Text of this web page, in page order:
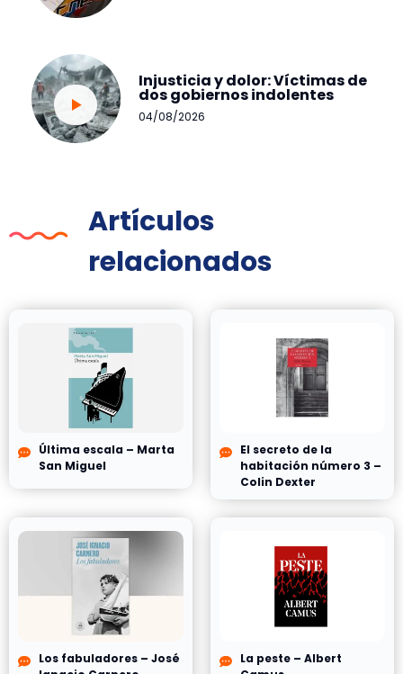
Injusticia y dolor: Víctimas de
dos gobiernos indolentes
04/08/2026
Artículos
relacionados
Última escala – Marta
San Miguel
El secreto de la
habitación número 3 –
Colin Dexter
Los fabuladores – José
La peste – Albert